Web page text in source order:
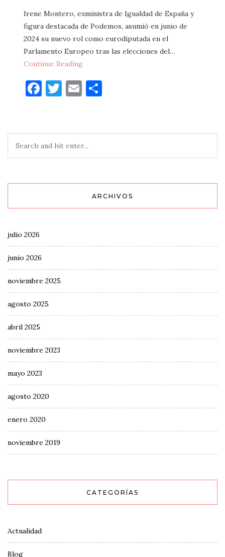
Irene Montero, exministra de Igualdad de España y
figura destacada de Podemos, asumió en junio de
2024 su nuevo rol como eurodiputada en el
Parlamento Europeo tras las elecciones del…
Continue Reading
Facebook
Twitter
Email
ARCHIVOS
julio 2026
junio 2026
noviembre 2025
agosto 2025
abril 2025
noviembre 2023
mayo 2023
agosto 2020
enero 2020
noviembre 2019
CATEGORÍAS
Actualidad
Blog